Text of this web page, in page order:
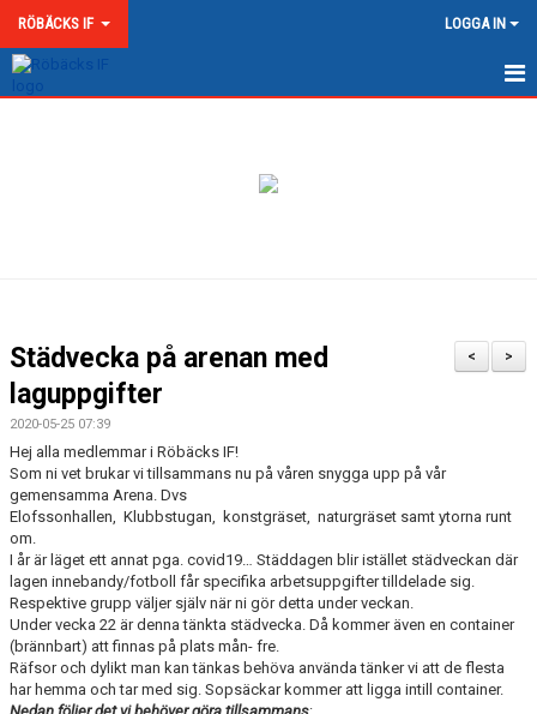
RÖBÄCKS IF LOGGA IN
MATCHER
MEDLEMSKAP & AVGIFTER
RÖBÄCKS ARENA
>
<
Städvecka på arenan med
laguppgifter
2020-05-25 07:39
Hej alla medlemmar i Röbäcks IF!
Som ni vet brukar vi tillsammans nu på våren snygga upp på vår
gemensamma Arena. Dvs
Elofssonhallen, Klubbstugan, konstgräset, naturgräset samt ytorna runt
om.
I år är läget ett annat pga. covid19… Städdagen blir istället städveckan där
lagen innebandy/fotboll får specifika arbetsuppgifter tilldelade sig.
Respektive grupp väljer själv när ni gör detta under veckan.
Under vecka 22 är denna tänkta städvecka. Då kommer även en container
(brännbart) att finnas på plats mån- fre.
Räfsor och dylikt man kan tänkas behöva använda tänker vi att de flesta
har hemma och tar med sig. Sopsäckar kommer att ligga intill container.